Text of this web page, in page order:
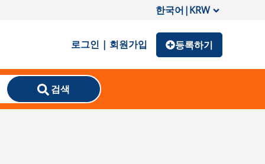
한국어|KRW
로그인 | 회원가입 등록하기
검색